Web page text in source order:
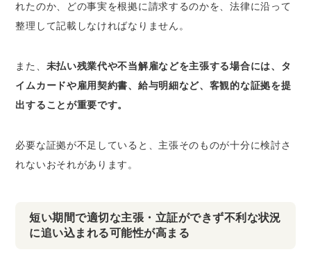
れたのか、どの事実を根拠に請求するのかを、法律に沿って
整理して記載しなければなりません。
また、 未払い残業代や不当解雇などを主張する場合には、タ
イムカードや雇用契約書、給与明細など、客観的な証拠を提
出することが重要です。
必要な証拠が不足していると、主張そのものが十分に検討さ
れないおそれがあります。
短い期間で適切な主張・立証ができず不利な状況
に追い込まれる可能性が高まる